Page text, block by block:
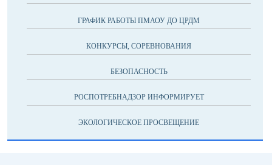
ГРАФИК РАБОТЫ ПМАОУ ДО ЦРДМ
КОНКУРСЫ, СОРЕВНОВАНИЯ
БЕЗОПАСНОСТЬ
РОСПОТРЕБНАДЗОР ИНФОРМИРУЕТ
ЭКОЛОГИЧЕСКОЕ ПРОСВЕЩЕНИЕ